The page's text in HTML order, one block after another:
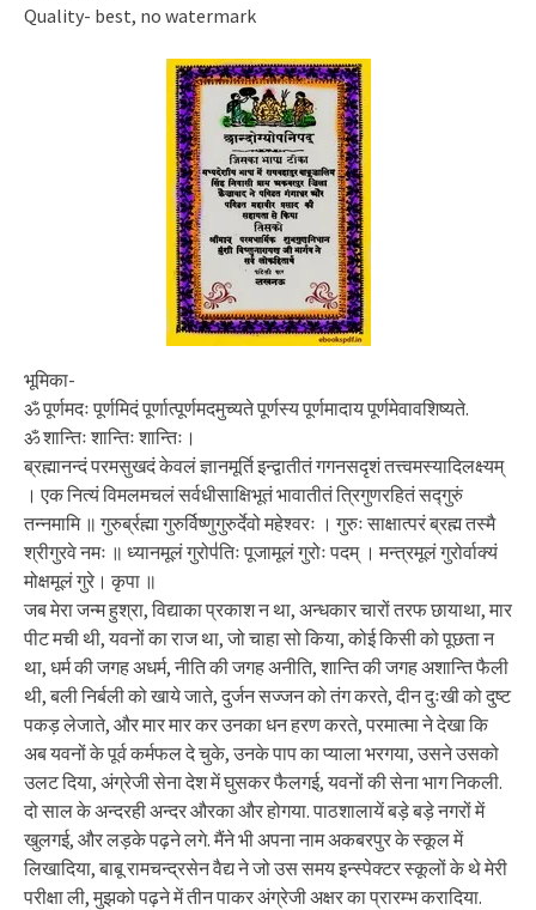
Quality- best, no watermark
भूमिका-
ॐ पूर्णमदः पूर्णमिदं पूर्णात्पूर्णमदमुच्यते पूर्णस्य पूर्णमादाय पूर्णमेवावशिष्यते.
ॐ शान्तिः शान्तिः शान्तिः।
ब्रह्मानन्दं परमसुखदं केवलं ज्ञानमूर्ति इन्द्वातीतं गगनसदृशं तत्त्वमस्यादिलक्ष्यम्
। एक नित्यं विमलमचलं सर्वधीसाक्षिभूतं भावातीतं त्रिगुणरहितं सद्गुरुं
तन्नमामि ॥ गुरुर्ब्रह्मा गुरुर्विष्णुगुरुर्देवो महेश्वरः । गुरुः साक्षात्परं ब्रह्म तस्मै
श्रीगुरवे नमः ॥ ध्यानमूलं गुरोप॑तिः पूजामूलं गुरोः पदम् । मन्त्रमूलं गुरोर्वाक्यं
मोक्षमूलं गुरे। कृपा ॥
जब मेरा जन्म हुश्रा, विद्याका प्रकाश न था, अन्धकार चारों तरफ छायाथा, मार
पीट मची थी, यवनों का राज था, जो चाहा सो किया, कोई किसी को पूछता न
था, धर्म की जगह अधर्म, नीति की जगह अनीति, शान्ति की जगह अशान्ति फैली
थी, बली निर्बली को खाये जाते, दुर्जन सज्जन को तंग करते, दीन दुःखी को दुष्ट
पकड़ लेजाते, और मार मार कर उनका धन हरण करते, परमात्मा ने देखा कि
अब यवनों के पूर्व कर्मफल दे चुके, उनके पाप का प्याला भरगया, उसने उसको
उलट दिया, अंग्रेजी सेना देश में घुसकर फैलगई, यवनों की सेना भाग निकली.
दो साल के अन्दरही अन्दर औरका और होगया. पाठशालायें बड़े बड़े नगरों में
खुलगई, और लड़के पढ़ने लगे. मैंने भी अपना नाम अकबरपुर के स्कूल में
लिखादिया, बाबू रामचन्द्रसेन वैद्य ने जो उस समय इन्स्पेक्टर स्कूलों के थे मेरी
परीक्षा ली, मुझको पढ़ने में तीन पाकर अंग्रेजी अक्षर का प्रारम्भ करादिया.